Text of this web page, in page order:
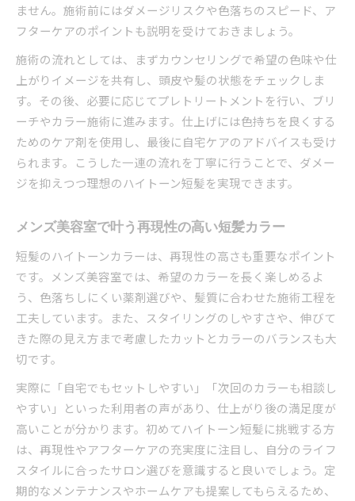
ません。施術前にはダメージリスクや色落ちのスピード、ア
フターケアのポイントも説明を受けておきましょう。
施術の流れとしては、まずカウンセリングで希望の色味や仕
上がりイメージを共有し、頭皮や髪の状態をチェックしま
す。その後、必要に応じてプレトリートメントを行い、ブリ
ーチやカラー施術に進みます。仕上げには色持ちを良くする
ためのケア剤を使用し、最後に自宅ケアのアドバイスも受け
られます。こうした一連の流れを丁寧に行うことで、ダメー
ジを抑えつつ理想のハイトーン短髪を実現できます。
メンズ美容室で叶う再現性の高い短髪カラー
短髪のハイトーンカラーは、再現性の高さも重要なポイント
です。メンズ美容室では、希望のカラーを長く楽しめるよ
う、色落ちしにくい薬剤選びや、髪質に合わせた施術工程を
工夫しています。また、スタイリングのしやすさや、伸びて
きた際の見え方まで考慮したカットとカラーのバランスも大
切です。
実際に「自宅でもセットしやすい」「次回のカラーも相談し
やすい」といった利用者の声があり、仕上がり後の満足度が
高いことが分かります。初めてハイトーン短髪に挑戦する方
は、再現性やアフターケアの充実度に注目し、自分のライフ
スタイルに合ったサロン選びを意識すると良いでしょう。定
期的なメンテナンスやホームケアも提案してもらえるため、